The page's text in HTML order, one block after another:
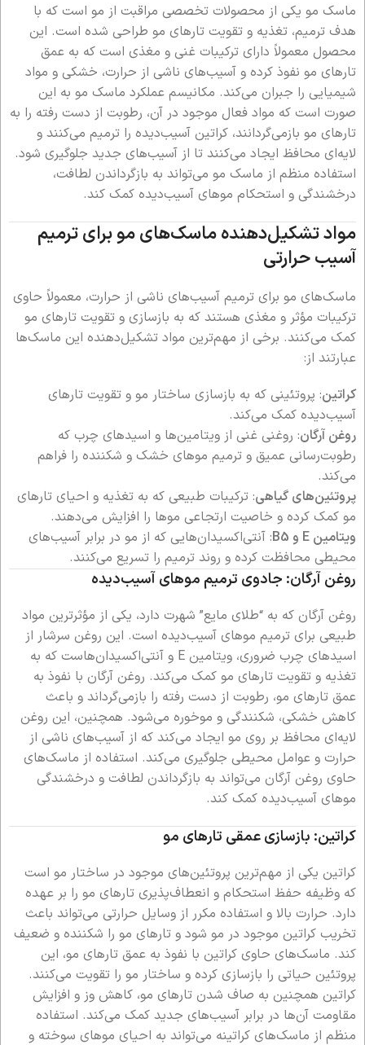
ماسک مو یکی از محصولات تخصصی مراقبت از مو است که با
هدف ترمیم، تغذیه و تقویت تارهای مو طراحی شده است. این
محصول معمولاً دارای ترکیبات غنی و مغذی است که به عمق
تارهای مو نفوذ کرده و آسیب‌های ناشی از حرارت، خشکی و مواد
شیمیایی را جبران می‌کند. مکانیسم عملکرد ماسک مو به این
صورت است که مواد فعال موجود در آن، رطوبت از دست رفته را به
تارهای مو بازمی‌گردانند، کراتین آسیب‌دیده را ترمیم می‌کنند و
لایه‌ای محافظ ایجاد می‌کنند تا از آسیب‌های جدید جلوگیری شود.
استفاده منظم از ماسک مو می‌تواند به بازگرداندن لطافت،
درخشندگی و استحکام موهای آسیب‌دیده کمک کند.
مواد تشکیل‌دهنده ماسک‌های مو برای ترمیم
آسیب حرارتی
ماسک‌های مو برای ترمیم آسیب‌های ناشی از حرارت، معمولاً حاوی
ترکیبات مؤثر و مغذی هستند که به بازسازی و تقویت تارهای مو
کمک می‌کنند. برخی از مهم‌ترین مواد تشکیل‌دهنده این ماسک‌ها
عبارتند از:
کراتین: پروتئینی که به بازسازی ساختار مو و تقویت تارهای
آسیب‌دیده کمک می‌کند.
روغن آرگان: روغنی غنی از ویتامین‌ها و اسیدهای چرب که
رطوبت‌رسانی عمیق و ترمیم موهای خشک و شکننده را فراهم
می‌کند.
پروتئین‌های گیاهی: ترکیبات طبیعی که به تغذیه و احیای تارهای
مو کمک کرده و خاصیت ارتجاعی موها را افزایش می‌دهند.
ویتامین E و B5
: آنتی‌اکسیدان‌هایی که از مو در برابر آسیب‌های
محیطی محافظت کرده و روند ترمیم را تسریع می‌کنند.
روغن آرگان: جادوی ترمیم موهای آسیب‌دیده
روغن آرگان که به “طلای مایع” شهرت دارد، یکی از مؤثرترین مواد
طبیعی برای ترمیم موهای آسیب‌دیده است. این روغن سرشار از
اسیدهای چرب ضروری، ویتامین E و آنتی‌اکسیدان‌هاست که به
تغذیه و تقویت تارهای مو کمک می‌کند. روغن آرگان با نفوذ به
عمق تارهای مو، رطوبت از دست رفته را بازمی‌گرداند و باعث
کاهش خشکی، شکنندگی و موخوره می‌شود. همچنین، این روغن
لایه‌ای محافظ بر روی مو ایجاد می‌کند که از آسیب‌های ناشی از
حرارت و عوامل محیطی جلوگیری می‌کند. استفاده از ماسک‌های
حاوی روغن آرگان می‌تواند به بازگرداندن لطافت و درخشندگی
موهای آسیب‌دیده کمک کند.
کراتین: بازسازی عمقی تارهای مو
کراتین یکی از مهم‌ترین پروتئین‌های موجود در ساختار مو است
که وظیفه حفظ استحکام و انعطاف‌پذیری تارهای مو را بر عهده
دارد. حرارت بالا و استفاده مکرر از وسایل حرارتی می‌تواند باعث
تخریب کراتین موجود در مو شود و تارهای مو را شکننده و ضعیف
کند. ماسک‌های حاوی کراتین با نفوذ به عمق تارهای مو، این
پروتئین حیاتی را بازسازی کرده و ساختار مو را تقویت می‌کنند.
کراتین همچنین به صاف شدن تارهای مو، کاهش وز و افزایش
مقاومت آن‌ها در برابر آسیب‌های جدید کمک می‌کند. استفاده
منظم از ماسک‌های کراتینه می‌تواند به احیای موهای سوخته و